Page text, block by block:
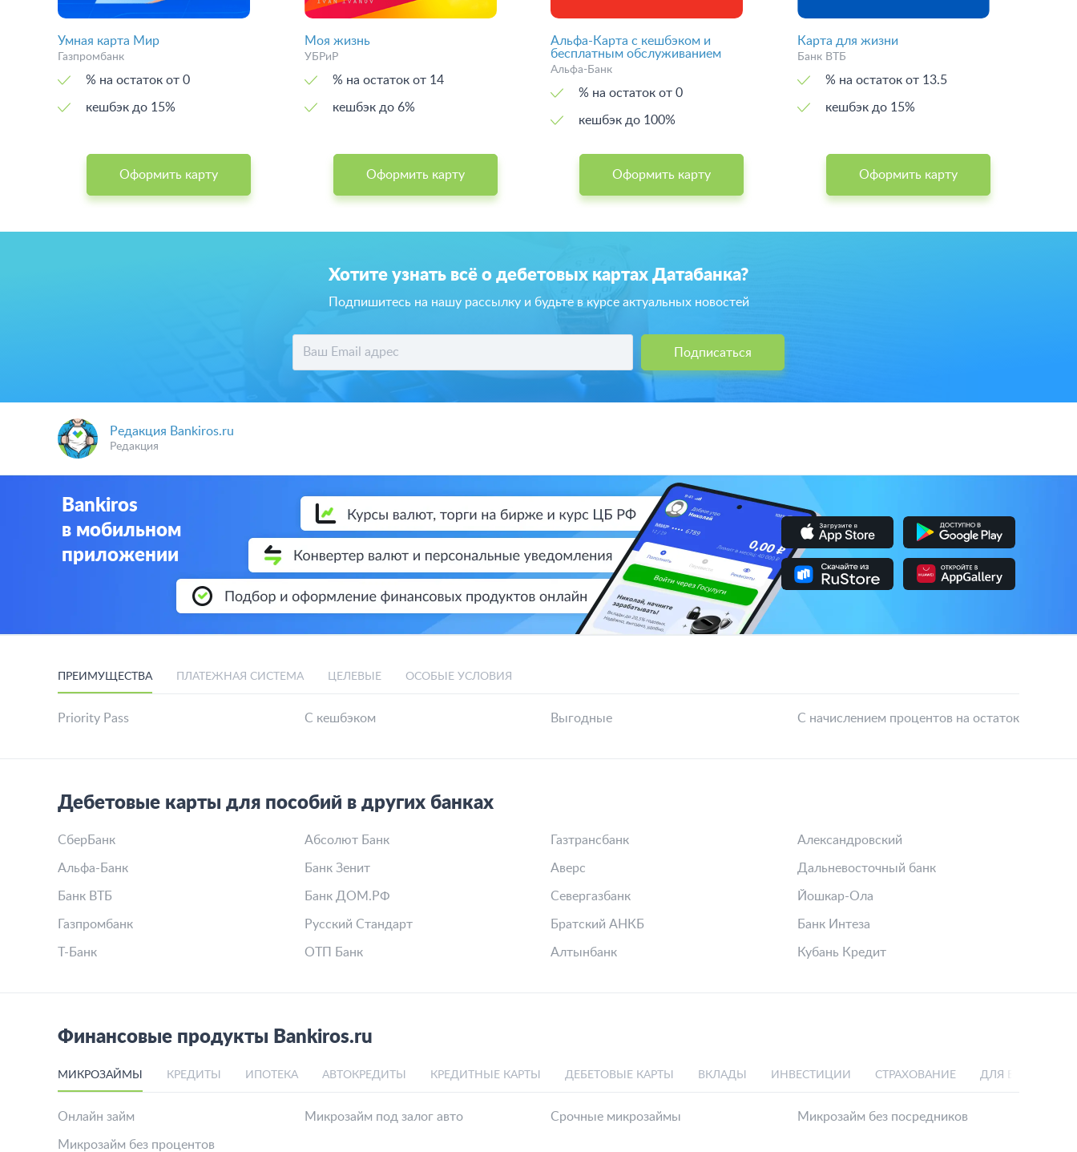
Умная карта Мир
Газпромбанк
% на остаток от 0
кешбэк до 15%
Оформить карту
Моя жизнь
УБРиР
% на остаток от 14
кешбэк до 6%
Оформить карту
Альфа-Карта с кешбэком и
бесплатным обслуживанием
Альфа-Банк
% на остаток от 0
кешбэк до 100%
Оформить карту
Карта для жизни
Банк ВТБ
% на остаток от 13.5
кешбэк до 15%
Оформить карту
Хотите узнать всё о дебетовых картах Датабанка?
Подпишитесь на нашу рассылку и будьте в курсе актуальных новостей
Подписаться
Редакция Bankiros.ru
Редакция
Bankiros
в мобильном
приложении
ПРЕИМУЩЕСТВА ПЛАТЕЖНАЯ СИСТЕМА ЦЕЛЕВЫЕ ОСОБЫЕ УСЛОВИЯ
Priority Pass С кешбэком Выгодные С начислением процентов на остаток
Дебетовые карты для пособий в других банках
СберБанк
Альфа-Банк
Банк ВТБ
Газпромбанк
Т-Банк
Абсолют Банк
Банк Зенит
Банк ДОМ.РФ
Русский Стандарт
ОТП Банк
Газтрансбанк
Аверс
Севергазбанк
Братский АНКБ
Алтынбанк
Александровский
Дальневосточный банк
Йошкар-Ола
Банк Интеза
Кубань Кредит
Финансовые продукты Bankiros.ru
МИКРОЗАЙМЫ КРЕДИТЫ ИПОТЕКА АВТОКРЕДИТЫ КРЕДИТНЫЕ КАРТЫ ДЕБЕТОВЫЕ КАРТЫ ВКЛАДЫ ИНВЕСТИЦИИ СТРАХОВАНИЕ ДЛЯ БИЗНЕСА
Онлайн займ
Микрозайм без процентов
Микрозайм под залог авто Срочные микрозаймы Микрозайм без посредников